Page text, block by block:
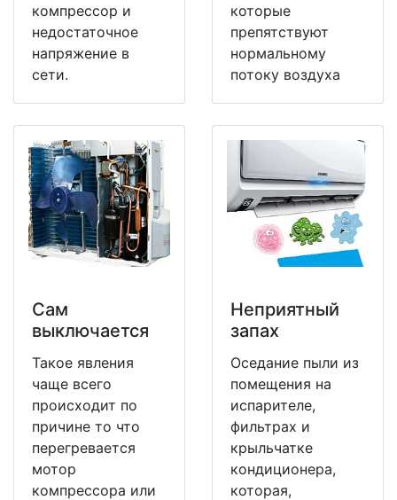
компрессор и
недостаточное
напряжение в
сети.
которые
препятствуют
нормальному
потоку воздуха
Сам
выключается
Такое явления
чаще всего
происходит по
причине то что
перегревается
мотор
компрессора или
Неприятный
запах
Оседание пыли из
помещения на
испарителе,
фильтрах и
крыльчатке
кондиционера,
которая,